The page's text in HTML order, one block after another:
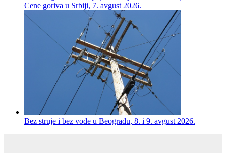
Cene goriva u Srbiji, 7. avgust 2026.
Bez struje i bez vode u Beogradu, 8. i 9. avgust 2026.